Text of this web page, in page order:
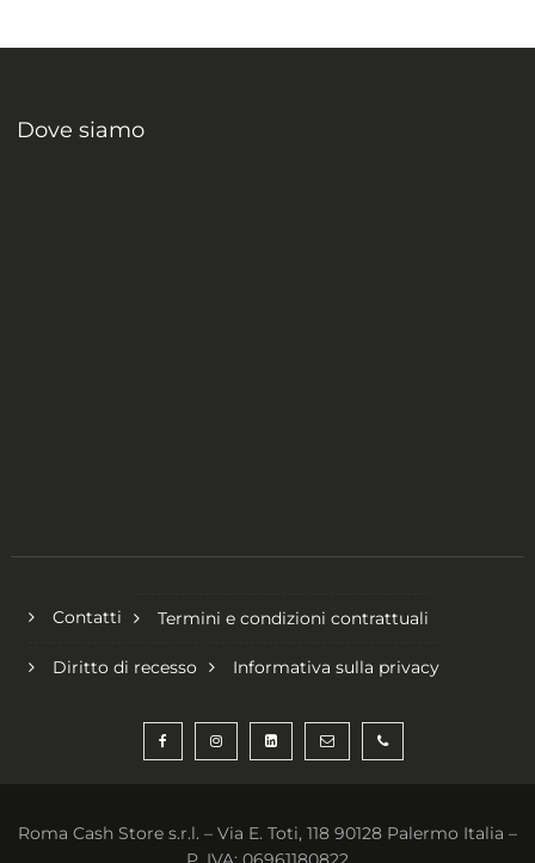
Dove siamo
Contatti Termini e condizioni contrattuali
Diritto di recesso Informativa sulla privacy
Roma Cash Store s.r.l. – Via E. Toti, 118 90128 Palermo Italia –